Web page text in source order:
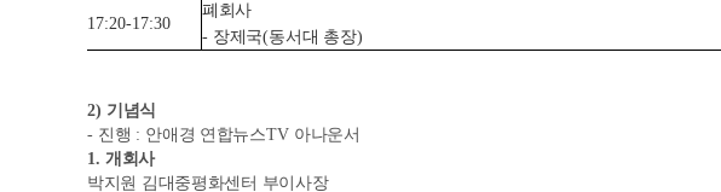
17:20-17:30
폐회사
- 장제국(동서대 총장)
2) 기념식
- 진행 : 안애경 연합뉴스TV 아나운서
1. 개회사
박지원 김대중평화센터 부이사장